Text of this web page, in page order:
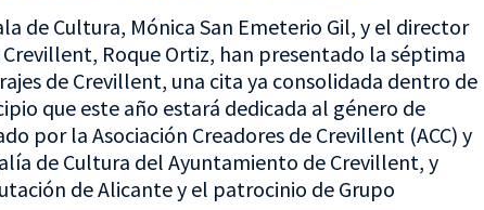
de Cultura, Mónica San Emeterio Gil, y el director
Roque Ortiz, han presentado la séptima
de Crevillent, una cita ya consolidada dentro de
que este año estará dedicada al género de
por la Asociación Creadores de Crevillent (ACC) y
de Cultura del Ayuntamiento de Crevillent, y
de Alicante y el patrocinio de Grupo